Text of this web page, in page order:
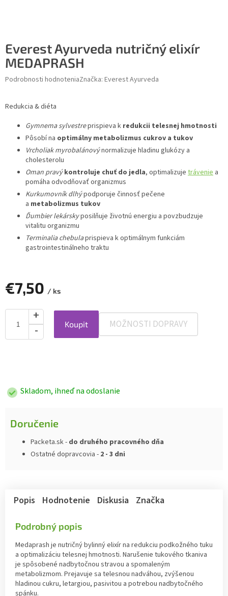
Everest Ayurveda nutričný elixír
MEDAPRASH
Podrobnosti hodnoteniaZnačka: Everest Ayurveda
Redukcia & diéta
Gymnema sylvestreprispieva k redukcii telesnej hmotnosti
Pôsobí na optimálny metabolizmus cukrov a tukov
Vrcholiak myrobalánovýnormalizuje hladinu glukózy a
cholesterolu
Oman pravý kontroluje chuť do jedla, optimalizuje trávenie a
pomáha odvodňovať organizmus
Kurkumovník dlhýpodporuje činnosť pečene
a metabolizmus tukov
Ďumbier lekárskyposilňuje životnú energiu a povzbudzuje
vitalitu organizmu
Terminalia chebulaprispieva k optimálnym funkciám
gastrointestinálneho traktu
€7,50 / ks
Koupit MOŽNOSTI DOPRAVY
Skladom, ihneď na odoslanie
Doručenie
Packeta.sk - do druhého pracovného dňa
Ostatné dopravcovia - 2 - 3 dni
Popis Hodnotenie Diskusia Značka
Podrobný popis
Medaprash je nutričný bylinný elixír na redukciu podkožného tuku
a optimalizáciu telesnej hmotnosti. Narušenie tukového tkaniva
je spôsobené nadbytočnou stravou a spomaleným
metabolizmom. Prejavuje sa telesnou nadváhou, zvýšenou
hladinou cukru, letargiou, pasivitou a potrebou nadbytočného
spánku.